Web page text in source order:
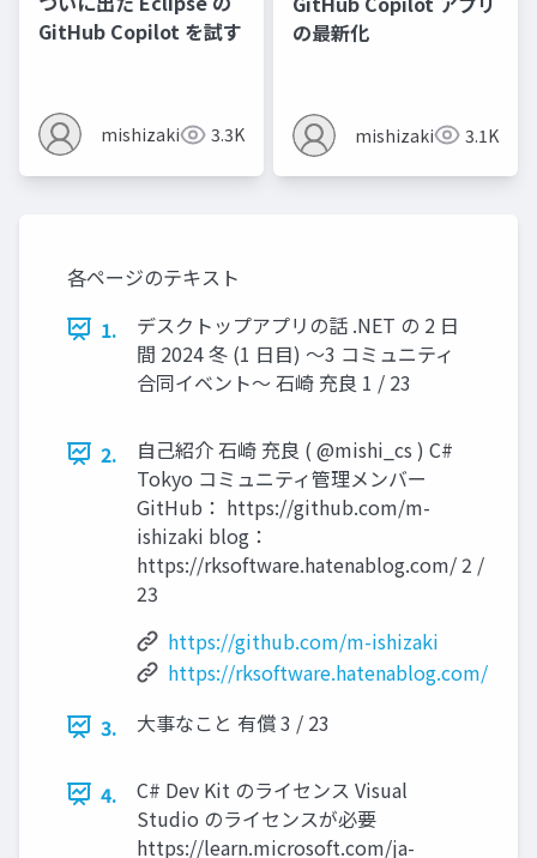
GitHub Copilot を試す
mishizaki 3.3K
の最新化
mishizaki 3.1K
各ページのテキスト
1.
デスクトップアプリの話 .NET の 2 日
間 2024 冬 (1 日目) ～3 コミュニティ
合同イベント～ 石崎 充良 1 / 23
2.
自己紹介 石崎 充良 ( @mishi_cs ) C#
Tokyo コミュニティ管理メンバー
GitHub： https://github.com/m-
ishizaki blog：
https://rksoftware.hatenablog.com/ 2 /
23
https://github.com/m-ishizaki
https://rksoftware.hatenablog.com/
3.
大事なこと 有償 3 / 23
4.
C# Dev Kit のライセンス Visual
Studio のライセンスが必要
https://learn.microsoft.com/ja-